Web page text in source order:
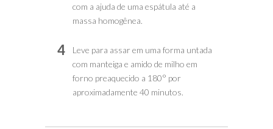
com a ajuda de uma espátula até a
massa homogênea.
4
Leve para assar em uma forma untada
com manteiga e amido de milho em
forno preaquecido a 180° por
aproximadamente 40 minutos.